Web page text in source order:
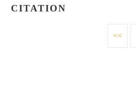
CITATION
<<